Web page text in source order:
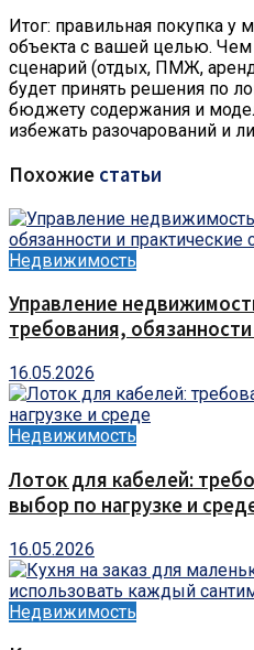
Итог: правильная покупка у
объекта с вашей целью.
сценарий (отдых, ПМЖ,
будет принять решения по
бюджету содержания и
избежать разочарований и
Похожие статьи
Недвижимость
Управление
требования,
16.05.2026
Недвижимость
Лоток для кабелей:
выбор по нагрузке и
16.05.2026
Недвижимость